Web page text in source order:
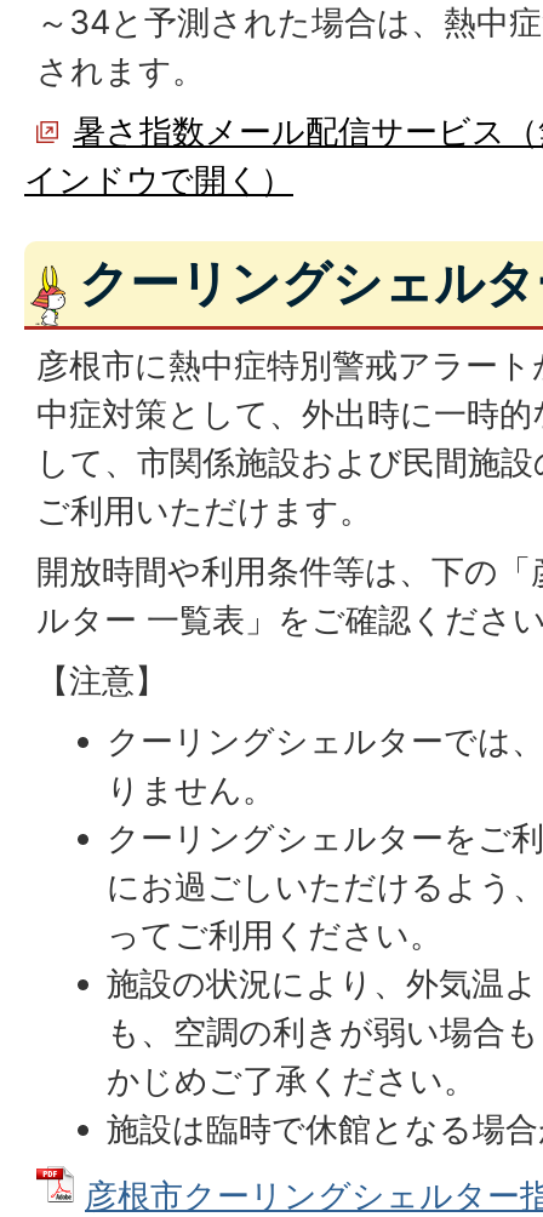
～34と予測された場合は、熱中
されます。
暑さ指数メール配信サービス
インドウで開く）
クーリングシェル
彦根市に熱中症特別警戒アラー
中症対策として、外出時に一時
して、市関係施設および民間施
ご利用いただけます。
開放時間や利用条件等は、下の
ルター 一覧表」をご確認くださ
【注意】
クーリングシェルターでは
りません。
クーリングシェルターをご
にお過ごしいただけるよう
ってご利用ください。
施設の状況により、外気温
も、空調の利きが弱い場合
かじめご了承ください。
施設は臨時で休館となる場
彦根市クーリングシェルター